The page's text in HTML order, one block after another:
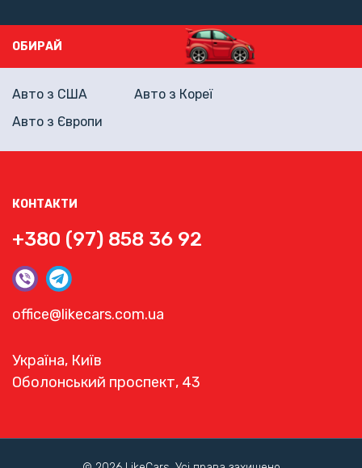
КОНТАКТИ
+380 (97) 858 36 92
office@likecars.com.ua
Україна, Київ
Оболонський проспект, 43
ОБИРАЙ
Авто з США
Авто з Кореї
Авто з Європи